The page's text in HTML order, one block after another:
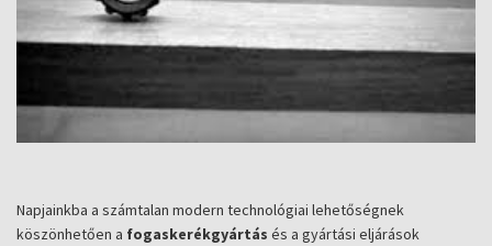
Napjainkba a számtalan modern technológiai lehetőségnek
köszönhetően a fogaskerékgyártás és a gyártási eljárások